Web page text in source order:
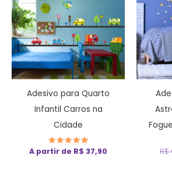
Adesivo para Quarto
Infantil Carros na
Cidade
Avaliação
5
A partir de R$ 37,90 R$